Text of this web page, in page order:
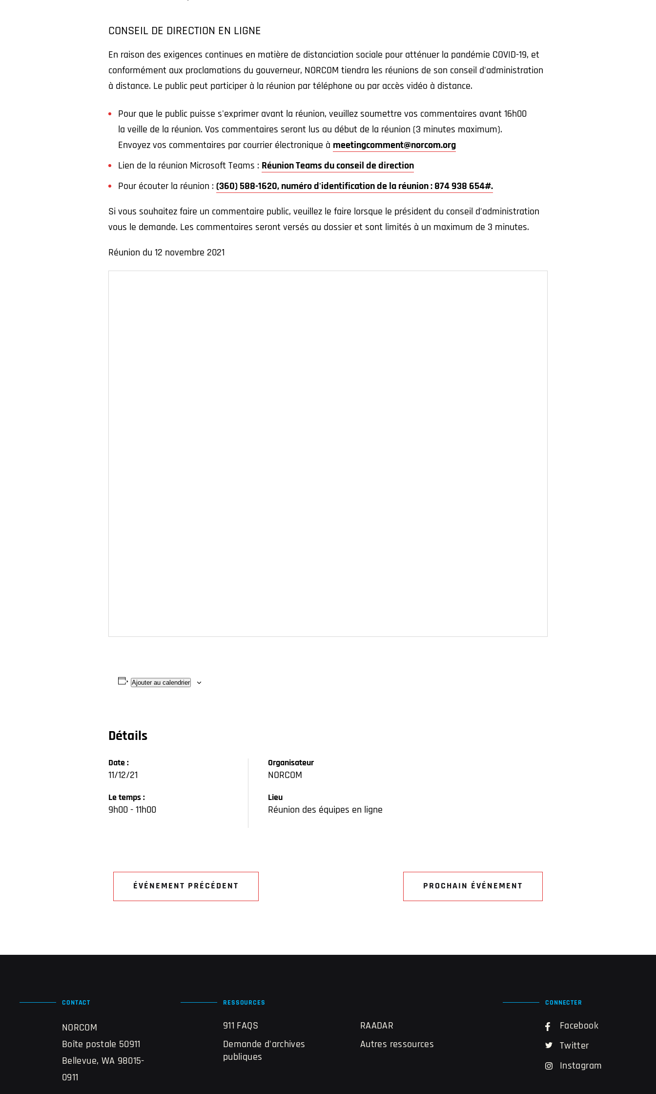
CONSEIL DE DIRECTION EN LIGNE
En raison des exigences continues en matière de distanciation sociale pour atténuer la pandémie COVID-19, et
conformément aux proclamations du gouverneur, NORCOM tiendra les réunions de son conseil d'administration
à distance. Le public peut participer à la réunion par téléphone ou par accès vidéo à distance.
Pour que le public puisse s'exprimer avant la réunion, veuillez soumettre vos commentaires avant 16h00
la veille de la réunion. Vos commentaires seront lus au début de la réunion (3 minutes maximum).
Envoyez vos commentaires par courrier électronique à meetingcomment@norcom.org
Lien de la réunion Microsoft Teams : Réunion Teams du conseil de direction
Pour écouter la réunion : (360) 588-1620, numéro d'identification de la réunion : 874 938 654#.
Si vous souhaitez faire un commentaire public, veuillez le faire lorsque le président du conseil d'administration
vous le demande. Les commentaires seront versés au dossier et sont limités à un maximum de 3 minutes.
Réunion du 12 novembre 2021
Ajouter au calendrier
Détails
Date :
11/12/21
Le temps :
9h00 - 11h00
Organisateur
NORCOM
Lieu
Réunion des équipes en ligne
ÉVÉNEMENT PRÉCÉDENT PROCHAIN ÉVÉNEMENT
CONTACT
NORCOM
Boîte postale 50911
Bellevue, WA 98015-
0911
RESSOURCES
911 FAQS
Demande d'archives
publiques
RAADAR
Autres ressources
CONNECTER
Facebook
Twitter
Instagram